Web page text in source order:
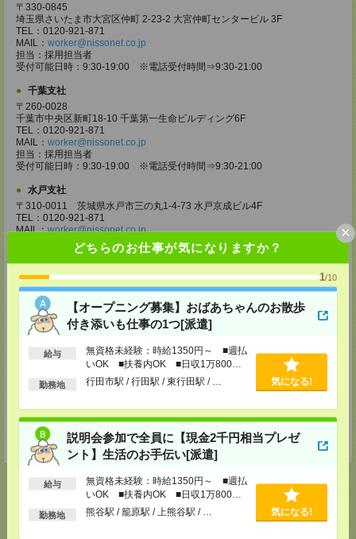
どちらのお仕事が気になりますか？
1/10
【オープニング募集】おばあちゃんのお散歩
付き添いも仕事の1つ[派遣]
給与
無資格未経験：時給1350円～ ■週払
いOK ■扶養内OK ■日収1万800円
以上
勤務地 行田市駅 / 行田駅 / 東行田駅 / … 気になる!
説明会参加で全員に【現金2千円相当プレゼ
ント】生活のお手伝い[派遣]
給与
無資格未経験：時給1350円～ ■週払
いOK ■扶養内OK ■日収1万800円
以上
勤務地 熊谷駅 / 籠原駅 / 上熊谷駅 / … 気になる!
×
〒330-0845
埼玉県さいたま市大宮区仲町 2-23-2 大宮仲町センタービル 3F
TEL：0120-921-871
MAIL： worker@nissonet.co.jp
担当：採用担当者
受付可能日時：9:30-19:00 ※電話受付時間⇒9:30-21:00
千葉支社
〒260-0028
千葉市中央区新町18-10 千葉第一生命ビルディング6F
TEL：0120-921-871
MAIL： worker@nissonet.co.jp
担当：採用担当者
受付可能日時：9:30-19:00 ※電話受付時間⇒9:30-21:00
水戸支社
〒310-0011 茨城県水戸市三の丸1-4-73 水戸京成ビル4F
TEL：0120-921-871
MAIL：worker@nissonet.co.jp
担当：採用担当者
受付可能日時：9:30-19:00 ※電話受付時間⇒9:30-21:00
宇都宮支社
〒320-0811 栃木県宇都宮市大通り1-2-11 フコク生命ビル4F
TEL：0120-921-871
MAIL：worker@nissonet.co.jp
担当：採用担当者
埼玉県さいたま市大宮区仲町2-23-2 大宮仲町センタービル3F（さいたま
支社内）
MAIL：worker@nissonet.co.jp
担当：採用担当者
受付可能日時：9:30-19:00 ※電話受付時間⇒9:30-21:00